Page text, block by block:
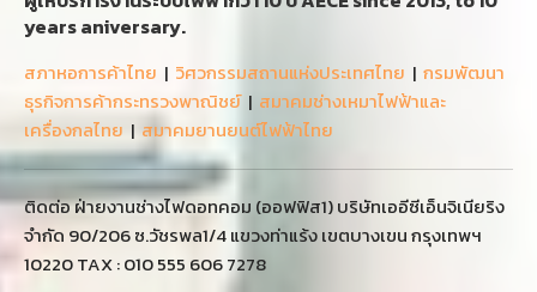
years aniversary.
สภาหอการค้าไทย | วิศวกรรมสถานแห่งประเทศไทย | กรมพัฒนา
ธุรกิจการค้ากระทรวงพาณิชย์| สมาคมช่างเหมาไฟฟ้าและ
เครื่องกลไทย | สมาคมยานยนต์ไฟฟ้าไทย
ติดต่อ ฝ่ายงานช่างไฟดอทคอม (ออฟฟิส1) บริษัทเออีซีเอ็นจิเนียริง
จำกัด 90/206 ซ.วัชรพล1/4 แขวงท่าแร้ง เขตบางเขน กรุงเทพฯ
10220 TAX : 010 555 606 7278